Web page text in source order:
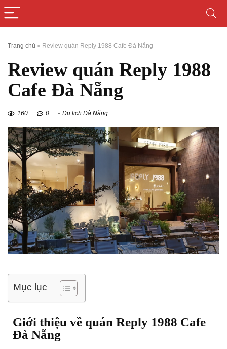
Trang chủ » Review quán Reply 1988 Cafe Đà Nẵng
Review quán Reply 1988
Cafe Đà Nẵng
160 0 Du lịch Đà Nẵng
Mục lục
Giới thiệu về quán Reply 1988 Cafe
Đà Nẵng